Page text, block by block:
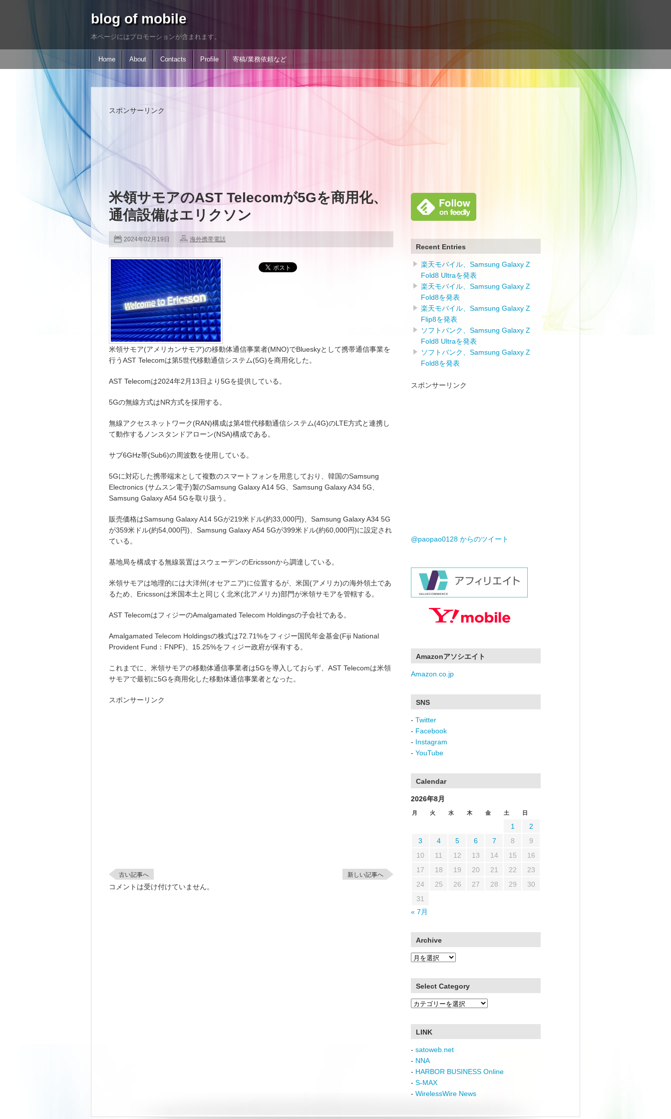
blog of mobile
本ページにはプロモーションが含まれます。
Home About Contacts Profile 寄稿/業務依頼など
スポンサーリンク
米領サモアのAST Telecomが5Gを商用化、
通信設備はエリクソン
2024年02月19日 海外携帯電話
米領サモア(アメリカンサモア)の移動体通信事業者(MNO)でBlueskyとして携帯通信事業を
行うAST Telecomは第5世代移動通信システム(5G)を商用化した。
AST Telecomは2024年2月13日より5Gを提供している。
5Gの無線方式はNR方式を採用する。
無線アクセスネットワーク(RAN)構成は第4世代移動通信システム(4G)のLTE方式と連携し
て動作するノンスタンドアローン(NSA)構成である。
サブ6GHz帯(Sub6)の周波数を使用している。
5Gに対応した携帯端末として複数のスマートフォンを用意しており、韓国のSamsung
Electronics (サムスン電子)製のSamsung Galaxy A14 5G、Samsung Galaxy A34 5G、
Samsung Galaxy A54 5Gを取り扱う。
販売価格はSamsung Galaxy A14 5Gが219米ドル(約33,000円)、Samsung Galaxy A34 5G
が359米ドル(約54,000円)、Samsung Galaxy A54 5Gが399米ドル(約60,000円)に設定され
ている。
基地局を構成する無線装置はスウェーデンのEricssonから調達している。
米領サモアは地理的には大洋州(オセアニア)に位置するが、米国(アメリカ)の海外領土であ
るため、Ericssonは米国本土と同じく北米(北アメリカ)部門が米領サモアを管轄する。
AST TelecomはフィジーのAmalgamated Telecom Holdingsの子会社である。
Amalgamated Telecom Holdingsの株式は72.71%をフィジー国民年金基金(Fiji National
Provident Fund：FNPF)、15.25%をフィジー政府が保有する。
これまでに、米領サモアの移動体通信事業者は5Gを導入しておらず、AST Telecomは米領
サモアで最初に5Gを商用化した移動体通信事業者となった。
スポンサーリンク
古い記事へ 新しい記事へ
コメントは受け付けていません。
Recent Entries
楽天モバイル、Samsung Galaxy Z
Fold8 Ultraを発表
楽天モバイル、Samsung Galaxy Z
Fold8を発表
楽天モバイル、Samsung Galaxy Z
Flip8を発表
ソフトバンク、Samsung Galaxy Z
Fold8 Ultraを発表
ソフトバンク、Samsung Galaxy Z
Fold8を発表
スポンサーリンク
@paopao0128 からのツイート
Amazonアソシエイト
Amazon.co.jp
SNS
- Twitter
- Facebook
- Instagram
- YouTube
Calendar
2026年8月
月 火 水 木 金 土 日
1
2
3
4 5 6 7 8
9
10
11 12 13 14 15
16
17
18 19 20 21 22
23
24
25 26 27 28 29
30
31
« 7月
Archive
Archive
Select Category
Select
LINK
- satoweb.net
- NNA
- HARBOR BUSINESS Online
- S-MAX
- WirelessWire News